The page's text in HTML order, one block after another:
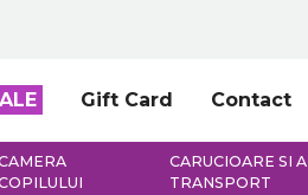
Gift Card Contact
CARUCIOARE SI
TRANSPORT